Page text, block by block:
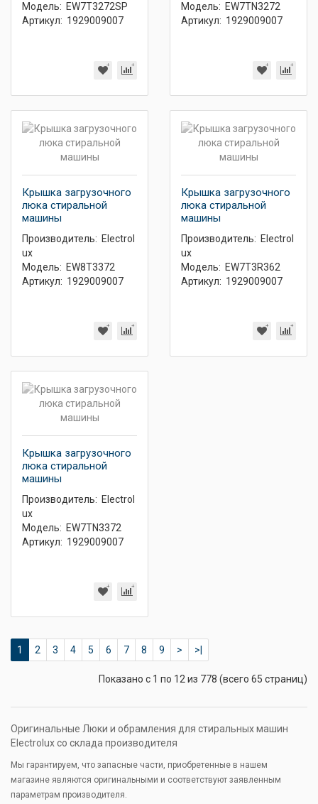
Модель: EW7T3272SP
Артикул: 1929009007
Модель: EW7TN3272
Артикул: 1929009007
Крышка загрузочного
люка стиральной
машины
Производитель: Electrol
ux
Модель: EW8T3372
Артикул: 1929009007
Крышка загрузочного
люка стиральной
машины
Производитель: Electrol
ux
Модель: EW7T3R362
Артикул: 1929009007
Крышка загрузочного
люка стиральной
машины
Производитель: Electrol
ux
Модель: EW7TN3372
Артикул: 1929009007
1 2 3 4 5 6 7 8 9 > >|
Показано с 1 по 12 из 778 (всего 65 страниц)
Оригинальные Люки и обрамления для стиральных машин
Electrolux со склада производителя
Мы гарантируем, что запасные части, приобретенные в нашем
магазине являются оригинальными и соответствуют заявленным
параметрам производителя.